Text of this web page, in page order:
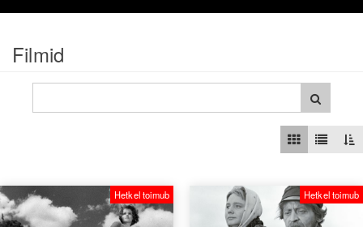
Filmid
Hetkel toimub Hetkel toimub